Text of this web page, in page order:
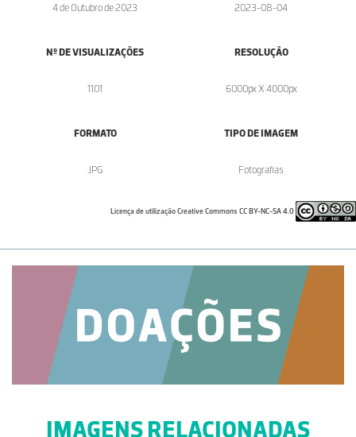
4 de Outubro de 2023 2023-08-04
Nº DE VISUALIZAÇÕES
1101
RESOLUÇÃO
6000px X 4000px
FORMATO
.JPG
TIPO DE IMAGEM
Fotografias
Licença de utilização Creative Commons CC BY-NC-SA 4.0
IMAGENS RELACIONADAS